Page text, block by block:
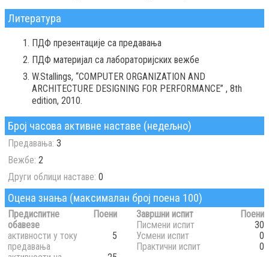
Литература
ПДФ презентације са предавања
ПДФ материјал са лабораторијских вежбе
W.Stallings, “COMPUTER ORGANIZATION AND
ARCHITECTURE DESIGNING FOR PERFORMANCE” , 8th
edition, 2010.
Број часова активне наставе (недељно)
Предавања: 3
Вежбе: 2
Други облици наставе: 0
Оцена знања (максималан број поена 100)
Предиспитне
обавезе
Поени
активности у току
предавања
5
Завршни испит
Поени
Писмени испит
30
Усмени испит
0
Практични испит
0